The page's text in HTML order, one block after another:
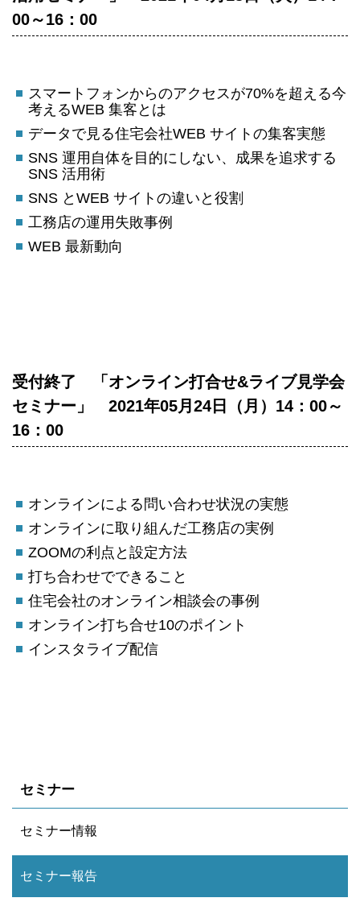
00～16：00
スマートフォンからのアクセスが70%を超える今
考えるWEB 集客とは
データで見る住宅会社WEB サイトの集客実態
SNS 運用自体を目的にしない、成果を追求する
SNS 活用術
SNS とWEB サイトの違いと役割
工務店の運用失敗事例
WEB 最新動向
受付終了 「オンライン打合せ&ライブ見学会
セミナー」 2021年05月24日（月）14：00～
16：00
オンラインによる問い合わせ状況の実態
オンラインに取り組んだ工務店の実例
ZOOMの利点と設定方法
打ち合わせでできること
住宅会社のオンライン相談会の事例
オンライン打ち合せ10のポイント
インスタライブ配信
セミナー
セミナー情報
セミナー報告